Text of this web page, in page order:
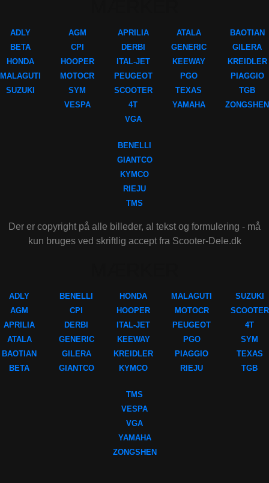
ADLY
BETA
HONDA
MALAGUTI
SUZUKI
AGM
CPI
HOOPER
MOTOCR
SYM
VESPA
APRILIA
DERBI
ITAL-JET
PEUGEOT
SCOOTER
4T
VGA
ATALA
GENERIC
KEEWAY
PGO
TEXAS
YAMAHA
BAOTIAN
GILERA
KREIDLER
PIAGGIO
TGB
ZONGSHEN
BENELLI
GIANTCO
KYMCO
RIEJU
TMS
Der er copyright på alle billeder, al tekst og formulering - må
kun bruges ved skriftlig accept fra Scooter-Dele.dk
ADLY
AGM
APRILIA
ATALA
BAOTIAN
BETA
BENELLI
CPI
DERBI
GENERIC
GILERA
GIANTCO
HONDA
HOOPER
ITAL-JET
KEEWAY
KREIDLER
KYMCO
MALAGUTI
MOTOCR
PEUGEOT
PGO
PIAGGIO
RIEJU
SUZUKI
SCOOTER
4T
SYM
TEXAS
TGB
TMS
VESPA
VGA
YAMAHA
ZONGSHEN